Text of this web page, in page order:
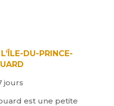
DU-PRINCE-
jours
est une petite